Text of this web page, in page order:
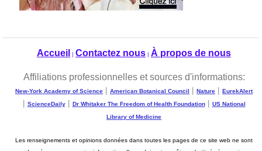
Accueil | Contactez nous | À propos de nous
Affiliations professionnelles et sources d'informations:
New-York Academy of Science | American Botanical Council | Nature | EurekAlert
| ScienceDaily| Dr Whitaker The Freedom of Health Foundation| US National
Library of Medicine
Les renseignements et opinions données dans toutes les pages de ce site web ne sont